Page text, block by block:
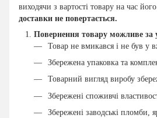
виходячи з вартості товару на час його
доставки не повертається.
Повернення товару можливе
Товар не вмикався і не був у
Збережена упаковка та
Товарний вигляд виробу
Збережені споживчі
Збережені заводські пломби,